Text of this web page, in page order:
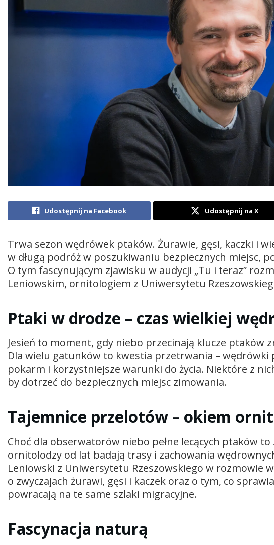
Udostępnij na Facebook Udostępnij na X
Trwa sezon wędrówek ptaków. Żurawie, gęsi, kaczki i
w długą podróż w poszukiwaniu bezpiecznych miejsc,
O tym fascynującym zjawisku w audycji „Tu i teraz”
Leniowskim, ornitologiem z Uniwersytetu
Ptaki w drodze – czas wielkiej
Jesień to moment, gdy niebo przecinają klucze ptaków
Dla wielu gatunków to kwestia przetrwania – wędrówki
pokarm i korzystniejsze warunki do życia. Niektóre z
by dotrzeć do bezpiecznych miejsc zimowania.
Tajemnice przelotów – okiem
Choć dla obserwatorów niebo pełne lecących ptaków to
ornitolodzy od lat badają trasy i zachowania
Leniowski z Uniwersytetu Rzeszowskiego w rozmowie
o zwyczajach żurawi, gęsi i kaczek oraz o tym, co
powracają na te same szlaki migracyjne.
Fascynacja naturą